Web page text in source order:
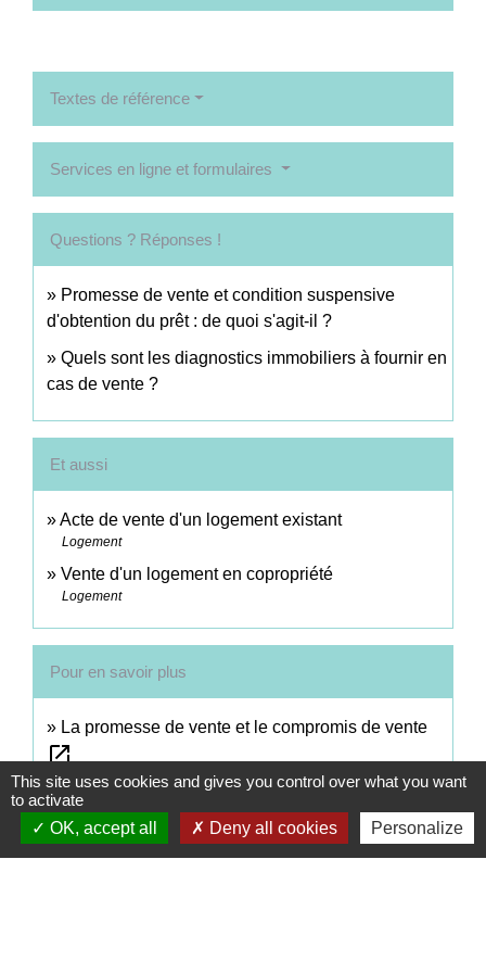
Textes de référence
Services en ligne et formulaires
Questions ? Réponses !
Promesse de vente et condition suspensive
d'obtention du prêt : de quoi s'agit-il ?
Quels sont les diagnostics immobiliers à fournir en
cas de vente ?
Et aussi
Acte de vente d'un logement existant
Logement
Vente d'un logement en copropriété
Logement
Pour en savoir plus
La promesse de vente et le compromis de vente
open_in_new
Notaires de France
Enregistrement de la promesse de venteopen_in_new
Direction générale des finances publiques
This site uses cookies and gives you control over what you want
to activate
OK, accept all
Deny all cookies Personalize